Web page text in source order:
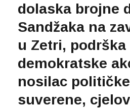
dolaska brojne
Sandžaka na
u Zetri, podrška
demokratske
nosilac
suverene,